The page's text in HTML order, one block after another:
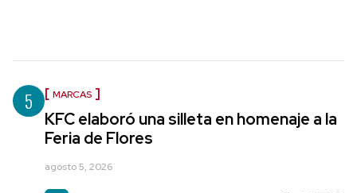
5 MARCAS
KFC elaboró una silleta en homenaje a la
Feria de Flores
agosto 5, 2026